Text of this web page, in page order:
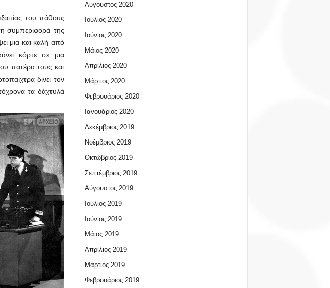
του πάθους
συμπεριφορά της
μια και καλή από
κόρτε σε μια
πατέρα τους και
δίνει τον
τα δάχτυλά
Αύγουστος 2020
Ιούλιος 2020
Ιούνιος 2020
Μάιος 2020
Απρίλιος 2020
Μάρτιος 2020
Φεβρουάριος 2020
Ιανουάριος 2020
Δεκέμβριος 2019
Νοέμβριος 2019
Οκτώβριος 2019
Σεπτέμβριος 2019
Αύγουστος 2019
Ιούλιος 2019
Ιούνιος 2019
Μάιος 2019
Απρίλιος 2019
Μάρτιος 2019
Φεβρουάριος 2019